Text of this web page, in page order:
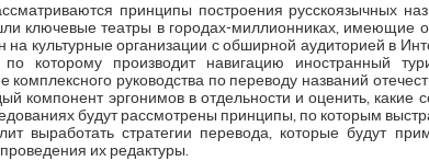
принципы построения русскоязычных
ключевые театры в городах-миллионниках, имеющие
культурные организации с обширной аудиторией в
которому производит навигацию иностранный
руководства по переводу названий
компонент эргонимов в отдельности и оценить, какие
будут рассмотрены принципы, по которым
выработать стратегии перевода, которые будут
их редактуры.